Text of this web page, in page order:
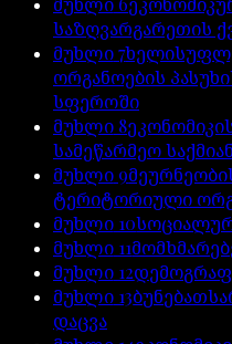
საზღვარგარეთის
მუხლი7
ორგანოების
სფეროში
მუხლი 8
სამეწარმეო
მუხლი 9
ტერიტორიული
მუხლი 10
მუხლი 11
მუხლი 12
მუხლი 13
დაცვა